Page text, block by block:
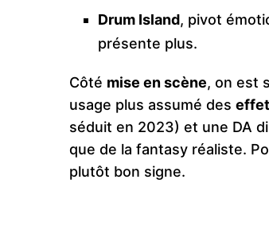
Drum Island, pivot
présente plus.
Côté mise en scène, on est
usage plus assumé des
séduit en 2023) et une DA
que de la fantasy réaliste.
plutôt bon signe.